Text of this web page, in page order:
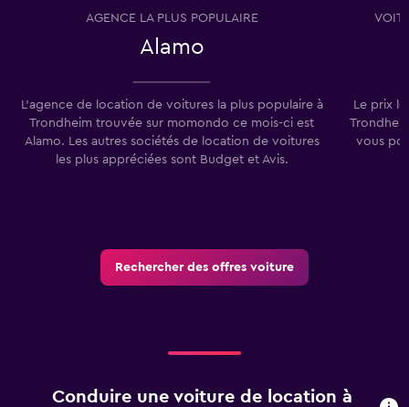
AGENCE LA PLUS POPULAIRE
Alamo
L'agence de location de voitures la plus populaire à
Trondheim trouvée sur momondo ce mois-ci est
Alamo. Les autres sociétés de location de voitures
les plus appréciées sont Budget et Avis.
Le prix
vous
Rechercher des offres voiture
Conduire une voiture de location à